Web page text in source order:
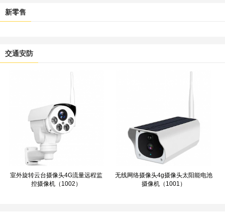
新零售
交通安防
室外旋转云台摄像头4G流量远程监
控摄像机（1002）
无线网络摄像头4g摄像头太阳能电池
摄像机（1001）